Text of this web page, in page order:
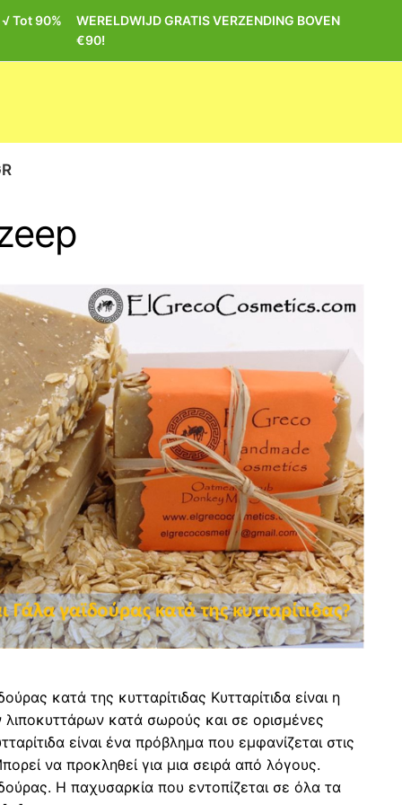
Tot 90%
WERELDWIJD GRATIS VERZENDING BOVEN
€90!
κατά της κυτταρίτιδας Κυτταρίτιδα είναι η
κατά σωρούς και σε ορισμένες
είναι ένα πρόβλημα που εμφανίζεται στις
να προκληθεί για μια σειρά από λόγους.
Η παχυσαρκία που εντοπίζεται σε όλα τα